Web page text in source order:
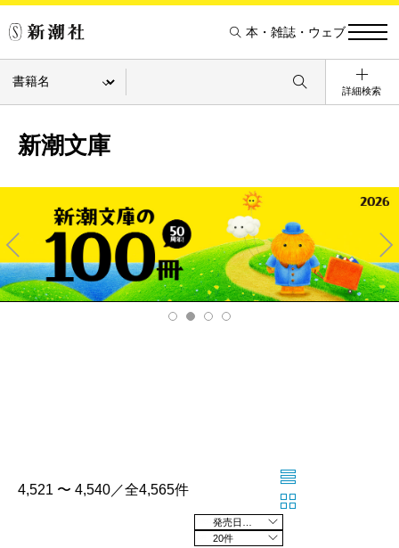
本・雑誌・ウェブ
詳細検索
新潮文庫
Pre
v
Ne
xt
4,521 〜 4,540／全4,565件
20件